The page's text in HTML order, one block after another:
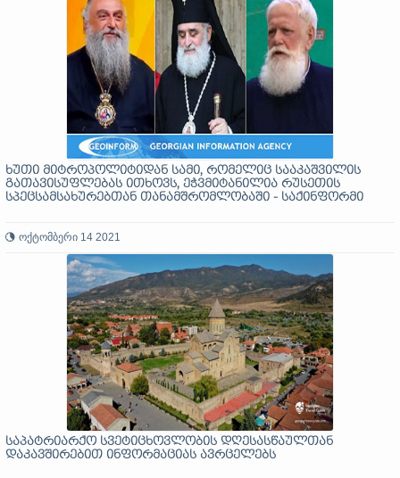
ხუთი მიტროპოლიტიდან სამი, რომელიც სააკაშვილის
გათავისუფლებას ითხოვს, ეჭვმიტანილია რუსეთის
სპეცსამსახურებთან თანამშრომლობაში - საქინფორმი
ოქტომბერი 14 2021
საპატრიარქო სვეტიცხოვლობის დღესასწაულთან
დაკავშირებით ინფორმაციას ავრცელებს